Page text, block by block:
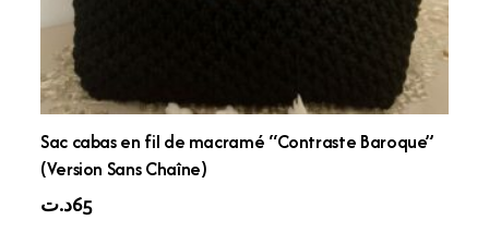
Sac cabas en fil de macramé “Contraste Baroque”
(Version Sans Chaîne)
65د.ت